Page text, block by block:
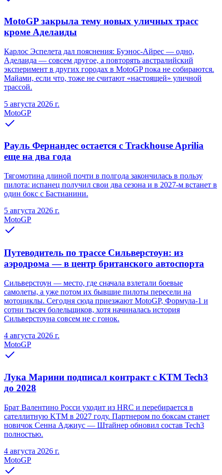
MotoGP закрыла тему новых уличных трасс
кроме Аделаиды
Карлос Эспелета дал пояснения: Буэнос-Айрес — одно,
Аделаида — совсем другое, а повторять австралийский
эксперимент в других городах в MotoGP пока не собираются.
Майами, если что, тоже не считают «настоящей» уличной
трассой.
5 августа 2026 г.
MotoGP
Рауль Фернандес остается с Trackhouse Aprilia
еще на два года
Тягомотина длиной почти в полгода закончилась в пользу
пилота: испанец получил свои два сезона и в 2027-м встанет в
один бокс с Бастианини.
5 августа 2026 г.
MotoGP
Путеводитель по трассе Сильверстоун: из
аэродрома — в центр британского автоспорта
Сильверстоун — место, где сначала взлетали боевые
самолеты, а уже потом их бывшие пилоты пересели на
мотоциклы. Сегодня сюда приезжают MotoGP, Формула-1 и
сотни тысяч болельщиков, хотя начиналась история
Сильверстоуна совсем не с гонок.
4 августа 2026 г.
MotoGP
Лука Марини подписал контракт с KTM Tech3
до 2028
Брат Валентино Росси уходит из HRC и перебирается в
сателлитную KTM в 2027 году. Партнером по боксам станет
новичок Сенна Аджиус — Штайнер обновил состав Tech3
полностью.
4 августа 2026 г.
MotoGP